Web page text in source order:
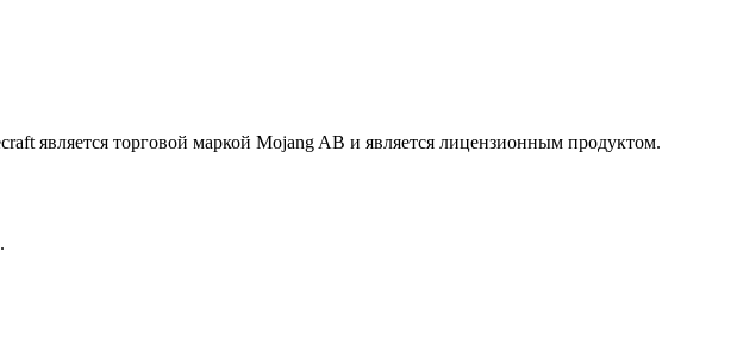
является торговой маркой Mojang AB и является лицензионным продуктом.
.